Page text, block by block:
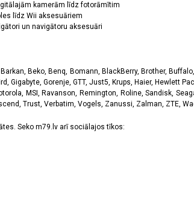
kamerām līdz fotorāmītim
līdz Wii aksesuāriem
un navigātoru aksesuāri
Beko, Benq, Bomann, BlackBerry, Brother,
Gigabyte, Gorenje, GTT, Just5, Krups, Haier, Hewlett
MSI, Ravanson, Remington, Roline, Sandisk,
Trust, Verbatim, Vogels, Zanussi, Zalman, ZTE,
Seko m79.lv arī sociālajos tīkos: